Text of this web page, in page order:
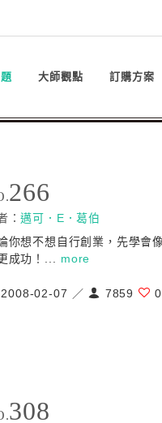
大師觀點 訂購方案
266
：邁可．E．葛伯
你想不想自行創業，先學會
成功！... more
2008-02-07 ／ 7859 0
308